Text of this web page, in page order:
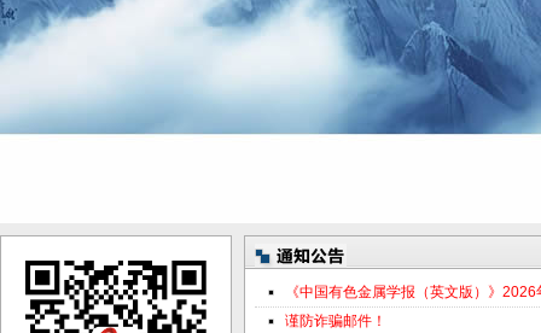
《中国有色金属学报（英文版）》
谨防诈骗邮件！